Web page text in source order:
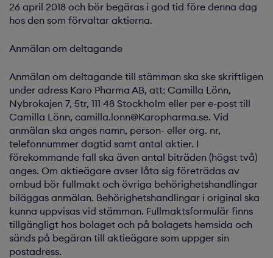
26 april 2018 och bör begäras i god tid före denna dag
hos den som förvaltar aktierna.
Anmälan om deltagande
Anmälan om deltagande till stämman ska ske skriftligen
under adress Karo Pharma AB, att: Camilla Lönn,
Nybrokajen 7, 5tr, 111 48 Stockholm eller per e-post till
Camilla Lönn, camilla.lonn@Karopharma.se. Vid
anmälan ska anges namn, person- eller org. nr,
telefonnummer dagtid samt antal aktier. I
förekommande fall ska även antal biträden (högst två)
anges. Om aktieägare avser låta sig företrädas av
ombud bör fullmakt och övriga behörighetshandlingar
biläggas anmälan. Behörighetshandlingar i original ska
kunna uppvisas vid stämman. Fullmaktsformulär finns
tillgängligt hos bolaget och på bolagets hemsida och
sänds på begäran till aktieägare som uppger sin
postadress.